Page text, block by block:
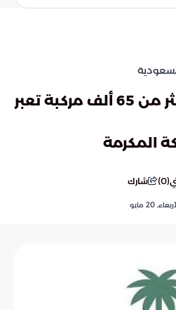
«العامة للطرق»: أكثر من 65 ألف مركبة تعبر
المكرمة
(
0
) شارك
20 مايو